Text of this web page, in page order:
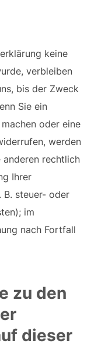
keine
verbleiben
bis der Zweck
Sie ein
oder eine
werden
rechtlich
Ihrer
B. steuer- oder
im
nach Fortfall
zu den
dieser